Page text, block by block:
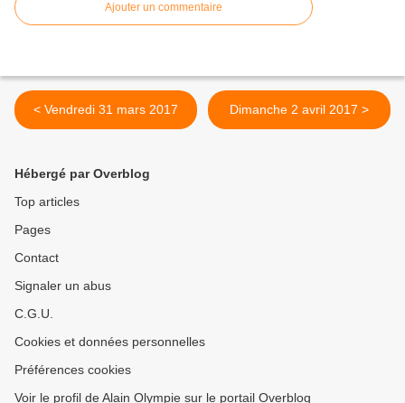
Ajouter un commentaire
< Vendredi 31 mars 2017 Dimanche 2 avril 2017 >
Hébergé par Overblog
Top articles
Pages
Contact
Signaler un abus
C.G.U.
Cookies et données personnelles
Préférences cookies
Voir le profil de Alain Olympie sur le portail Overblog